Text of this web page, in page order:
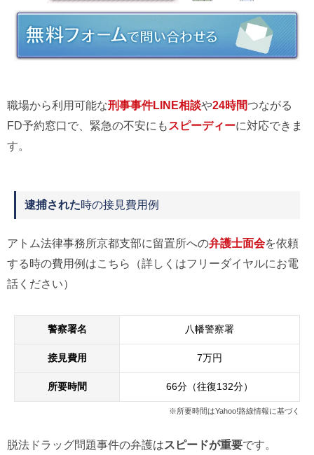
職場から利用可能な刑事事件LINE相談や24時間つながる
FD予約窓口で、緊急の不安にも スピーディーに対応できま
す。
逮捕された時の接見費用例
アトム法律事務所京都支部に留置所への弁護士面会を依頼
する時の費用例はこちら（詳しくはフリーダイヤルにお電
話ください）
警察署名 八幡警察署
接見費用 7万円
所要時間 66分（往復132分）
※所要時間はYahoo!路線情報に基づく
脱法ドラッグ問題事件の弁護はスピードが重要です。